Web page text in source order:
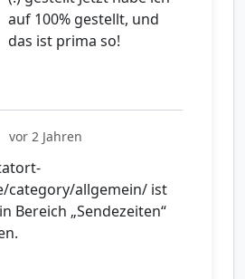
auf 100% gestellt, und
das ist prima so!
vor 2 Jahren
category/allgemein/ ist
Bereich „Sendezeiten“